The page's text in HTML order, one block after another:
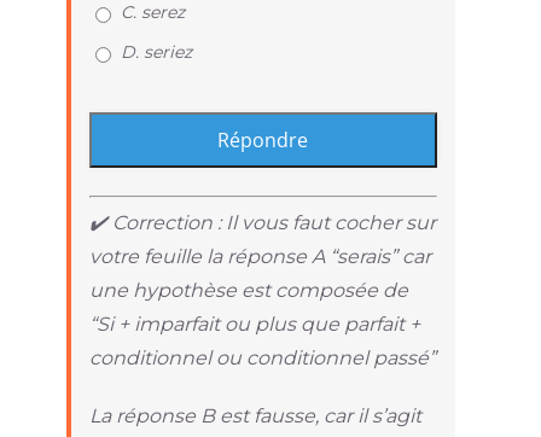
C. serez
D. seriez
✔️ Correction : Il vous faut cocher sur
votre feuille la réponse A “serais” car
une hypothèse est composée de
“Si + imparfait ou plus que parfait +
conditionnel ou conditionnel passé”
La réponse B est fausse, car il s’agit